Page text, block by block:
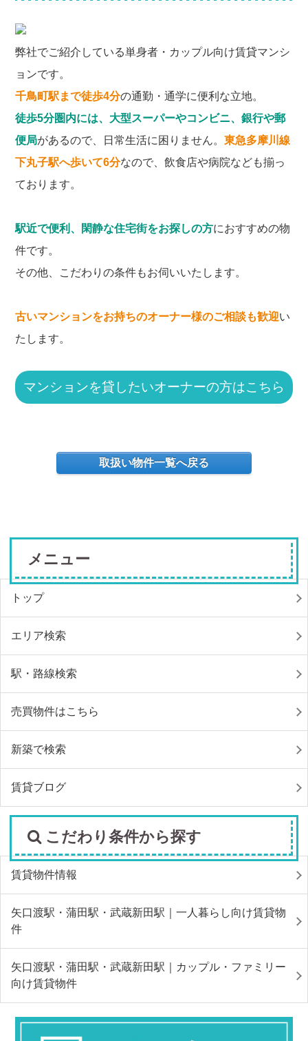
弊社でご紹介している単身者・カップル向け賃貸マンシ
ョンです。
千鳥町駅まで徒歩4分の通勤・通学に便利な立地。
徒歩5分圏内には、大型スーパーやコンビニ、銀行や郵
便局があるので、日常生活に困りません。東急多摩川線
下丸子駅へ歩いて6分なので、飲食店や病院なども揃っ
ております。
駅近で便利、閑静な住宅街をお探しの方におすすめの物
件です。
その他、こだわりの条件もお伺いいたします。
古いマンションをお持ちのオーナー様のご相談も歓迎い
たします。
マンションを貸したいオーナーの方はこちら
取扱い物件一覧へ戻る
メニュー
トップ
エリア検索
駅・路線検索
売買物件はこちら
新築で検索
賃貸ブログ
こだわり条件から探す
賃貸物件情報
矢口渡駅・蒲田駅・武蔵新田駅｜一人暮らし向け賃貸物
件
矢口渡駅・蒲田駅・武蔵新田駅｜カップル・ファミリー
向け賃貸物件